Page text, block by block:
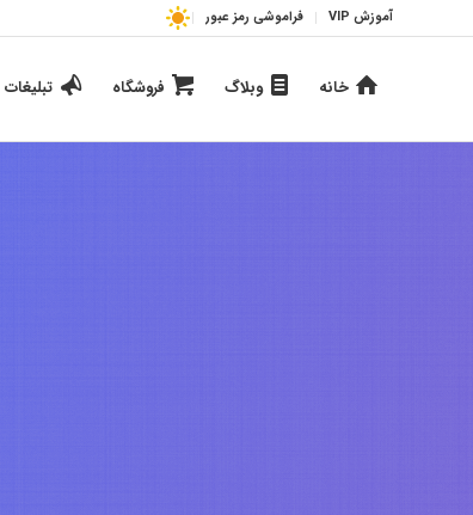
آموزش VIP فراموشی رمز عبور
خانه وبلاگ فروشگاه تبلیغات